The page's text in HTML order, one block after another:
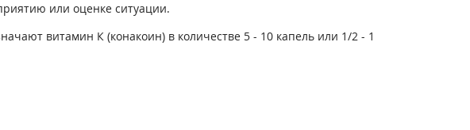
или оценке ситуации.
витамин К (конакоин) в количестве 5 - 10 капель или 1/2 - 1